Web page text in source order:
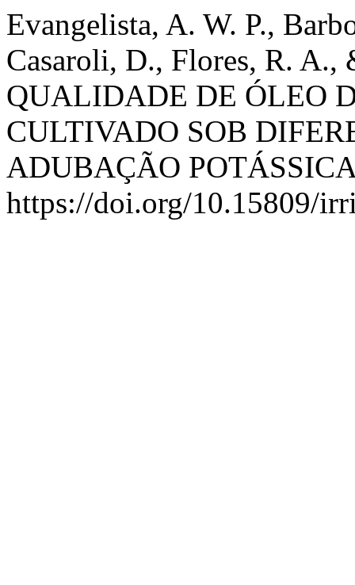
Evangelista, A. W. P.,
Casaroli, D., Flores, R.
QUALIDADE DE ÓLEO
CULTIVADO SOB
ADUBAÇÃO
https://doi.org/10.15809/